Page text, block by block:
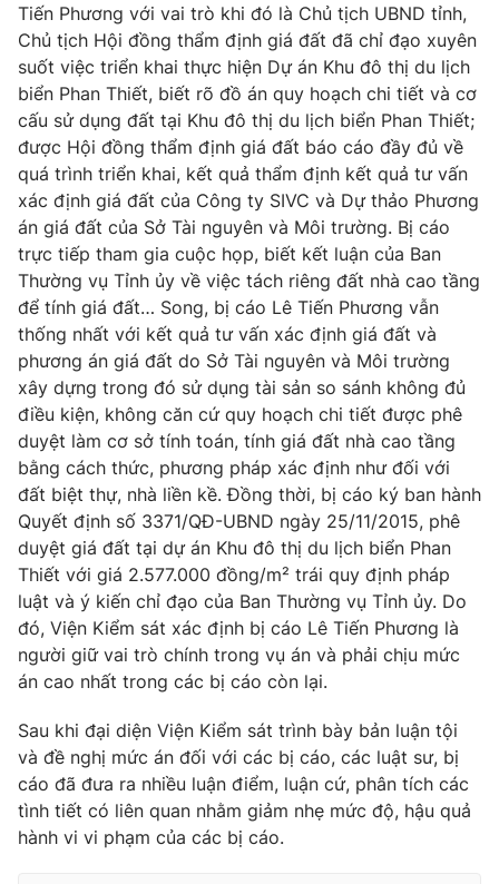
Tiến Phương với vai trò khi đó là Chủ tịch UBND tỉnh,
Chủ tịch Hội đồng thẩm định giá đất đã chỉ đạo xuyên
suốt việc triển khai thực hiện Dự án Khu đô thị du lịch
biển Phan Thiết, biết rõ đồ án quy hoạch chi tiết và cơ
cấu sử dụng đất tại Khu đô thị du lịch biển Phan Thiết;
được Hội đồng thẩm định giá đất báo cáo đầy đủ về
quá trình triển khai, kết quả thẩm định kết quả tư vấn
xác định giá đất của Công ty SIVC và Dự thảo Phương
án giá đất của Sở Tài nguyên và Môi trường. Bị cáo
trực tiếp tham gia cuộc họp, biết kết luận của Ban
Thường vụ Tỉnh ủy về việc tách riêng đất nhà cao tầng
để tính giá đất… Song, bị cáo Lê Tiến Phương vẫn
thống nhất với kết quả tư vấn xác định giá đất và
phương án giá đất do Sở Tài nguyên và Môi trường
xây dựng trong đó sử dụng tài sản so sánh không đủ
điều kiện, không căn cứ quy hoạch chi tiết được phê
duyệt làm cơ sở tính toán, tính giá đất nhà cao tầng
bằng cách thức, phương pháp xác định như đối với
đất biệt thự, nhà liền kề. Đồng thời, bị cáo ký ban hành
Quyết định số 3371/QĐ-UBND ngày 25/11/2015, phê
duyệt giá đất tại dự án Khu đô thị du lịch biển Phan
Thiết với giá 2.577.000 đồng/m² trái quy định pháp
luật và ý kiến chỉ đạo của Ban Thường vụ Tỉnh ủy. Do
đó, Viện Kiểm sát xác định bị cáo Lê Tiến Phương là
người giữ vai trò chính trong vụ án và phải chịu mức
án cao nhất trong các bị cáo còn lại.
Sau khi đại diện Viện Kiểm sát trình bày bản luận tội
và đề nghị mức án đối với các bị cáo, các luật sư, bị
cáo đã đưa ra nhiều luận điểm, luận cứ, phân tích các
tình tiết có liên quan nhằm giảm nhẹ mức độ, hậu quả
hành vi vi phạm của các bị cáo.